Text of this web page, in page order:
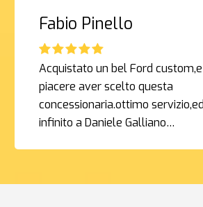
Fabio Pinello
Acquistato un bel Ford
piacere aver scelto questa
concessionaria.ottimo
infinito a Daniele Galliano…